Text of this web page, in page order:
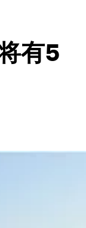
有5